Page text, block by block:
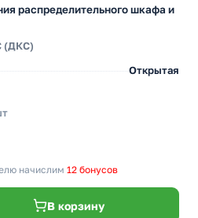
распределительного шкафа и
(ДКС)
Открытая
начислим 12 бонусов
В корзину